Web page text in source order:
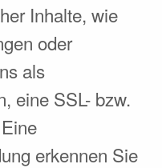
Inhalte, wie
oder
als
eine SSL- bzw.
erkennen Sie